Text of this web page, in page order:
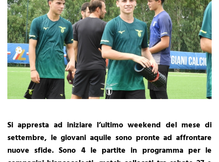
Si appresta ad iniziare l’ultimo weekend del mese di
settembre, le giovani aquile sono pronte ad affrontare
nuove sfide. Sono 4 le partite in programma per le